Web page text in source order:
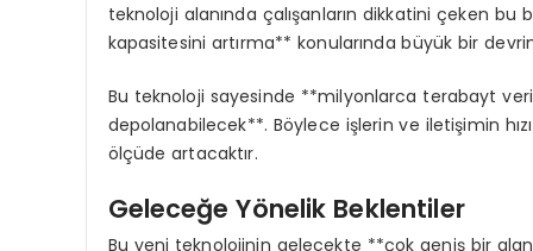
teknoloji alanında çalışanların dikkatini çeken
kapasitesini artırma** konularında büyük bir
Bu teknoloji sayesinde **milyonlarca terabayt
depolanabilecek**. Böylece işlerin ve iletişimin
ölçüde artacaktır.
Geleceğe Yönelik Beklentiler
Bu yeni teknolojinin gelecekte **çok geniş bir